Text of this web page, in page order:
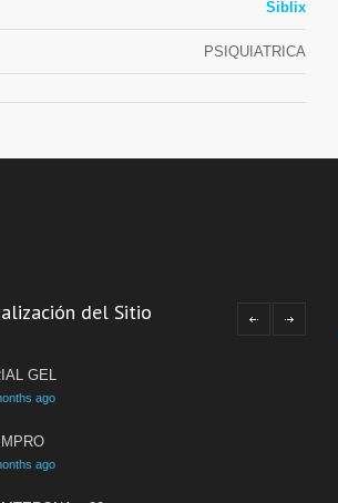
Siblix
PSIQUIATRICA
del Sitio
GEL
ago
ago